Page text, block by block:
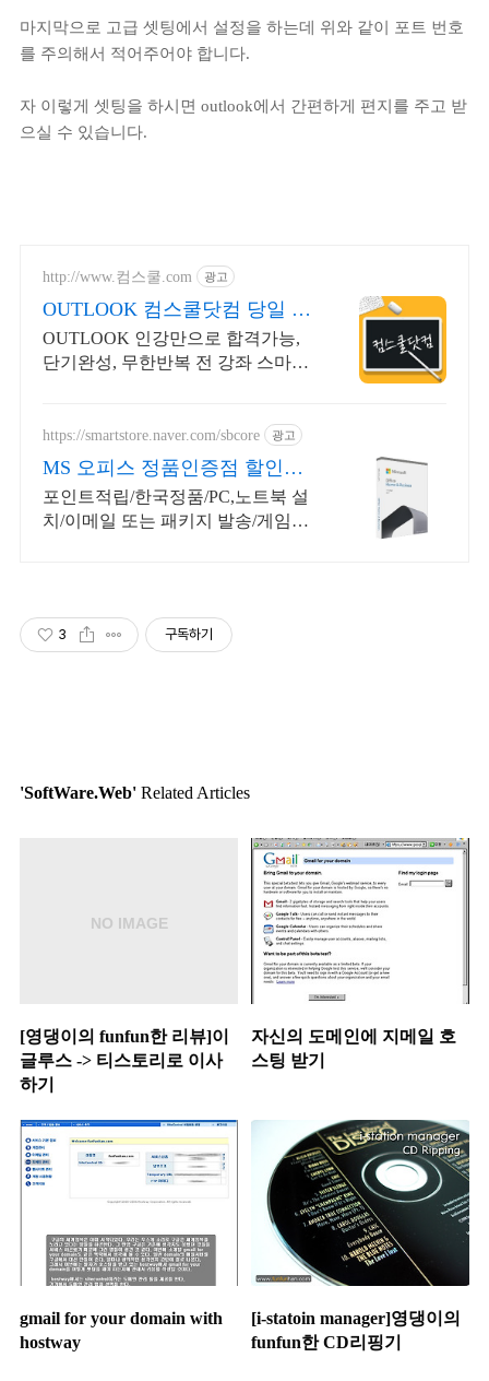
마지막으로 고급 셋팅에서 설정을 하는데 위와 같이 포트 번호
를 주의해서 적어주어야 합니다.
자 이렇게 셋팅을 하시면 outlook에서 간편하게 편지를 주고 받
으실 수 있습니다.
http://www.컴스쿨.com 광고
OUTLOOK 컴스쿨닷컴 당일 신
청&결제시 기프티콘!
OUTLOOK 인강만으로 합격가능,
단기완성, 무한반복 전 강좌 스마트
https://smartstore.naver.com/sbcore 광고
MS 오피스 정품인증점 할인적
립을 확인하세요!
포인트적립/한국정품/PC,노트북 설
치/이메일 또는 패키지 발송/게임용
3 구독하기
'SoftWare.Web' Related Articles
[영댕이의 funfun한 리뷰]이
글루스 -> 티스토리로 이사
하기
자신의 도메인에 지메일 호
스팅 받기
gmail for your domain with
hostway
[i-statoin manager]영댕이의
funfun한 CD리핑기